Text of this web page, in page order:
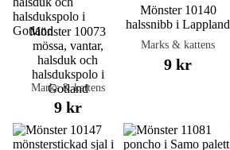
Mönster 10073
mössa, vantar,
halsduk och
halsdukspolo i
Gotland
Marks & kattens
9 kr
Mönster 10140
halssnibb i Lappland
Marks & kattens
9 kr